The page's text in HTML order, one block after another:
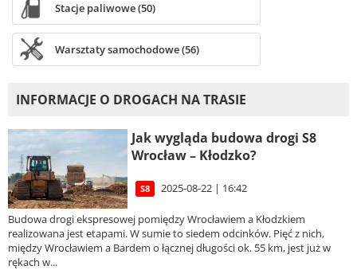
Stacje paliwowe (50)
Warsztaty samochodowe (56)
INFORMACJE O DROGACH NA TRASIE
Jak wygląda budowa drogi S8
Wrocław – Kłodzko?
S8 2025-08-22 | 16:42
Budowa drogi ekspresowej pomiędzy Wrocławiem a Kłodzkiem
realizowana jest etapami. W sumie to siedem odcinków. Pięć z nich,
między Wrocławiem a Bardem o łącznej długości ok. 55 km, jest już w
rękach w...